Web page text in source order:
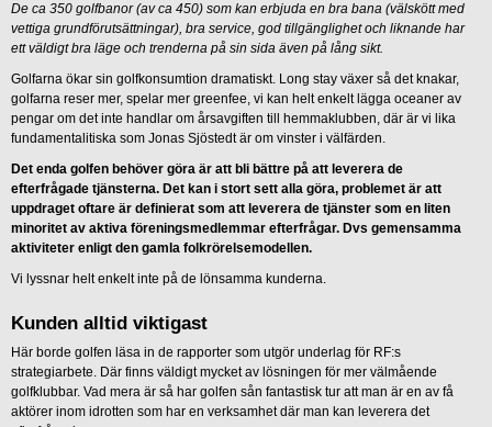
De ca 350 golfbanor (av ca 450) som kan erbjuda en bra bana (välskött med
vettiga grundförutsättningar), bra service, god tillgänglighet och liknande har
ett väldigt bra läge och trenderna på sin sida även på lång sikt.
Golfarna ökar sin golfkonsumtion dramatiskt. Long stay växer så det knakar,
golfarna reser mer, spelar mer greenfee, vi kan helt enkelt lägga oceaner av
pengar om det inte handlar om årsavgiften till hemmaklubben, där är vi lika
fundamentalitiska som Jonas Sjöstedt är om vinster i välfärden.
Det enda golfen behöver göra är att bli bättre på att leverera de
efterfrågade tjänsterna. Det kan i stort sett alla göra, problemet är att
uppdraget oftare är definierat som att leverera de tjänster som en liten
minoritet av aktiva föreningsmedlemmar efterfrågar. Dvs gemensamma
aktiviteter enligt den gamla folkrörelsemodellen.
Vi lyssnar helt enkelt inte på de lönsamma kunderna.
Kunden alltid viktigast
Här borde golfen läsa in de rapporter som utgör underlag för RF:s
strategiarbete. Där finns väldigt mycket av lösningen för mer välmående
golfklubbar. Vad mera är så har golfen sån fantastisk tur att man är en av få
aktörer inom idrotten som har en verksamhet där man kan leverera det